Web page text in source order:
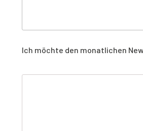
Ich möchte den monatlichen